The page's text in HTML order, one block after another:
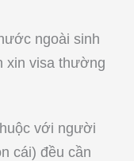
ngoài sinh
xin visa thường
với người
cái) đều cần